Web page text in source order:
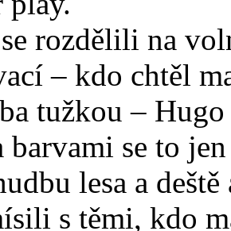
rozdělili na
– kdo chtěl
tužkou –
barvami se to
lesa a
s těmi, kdo